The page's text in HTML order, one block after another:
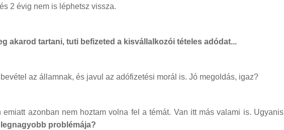
2 évig nem is léphetsz vissza.
akarod tartani, tuti befizeted a kisvállalkozói tételes adódat...
az államnak, és javul az adófizetési morál is. Jó megoldás, igaz?
emiatt azonban nem hoztam volna fel a témát. Van itt más valami is. Ugyanis
legnagyobb problémája?